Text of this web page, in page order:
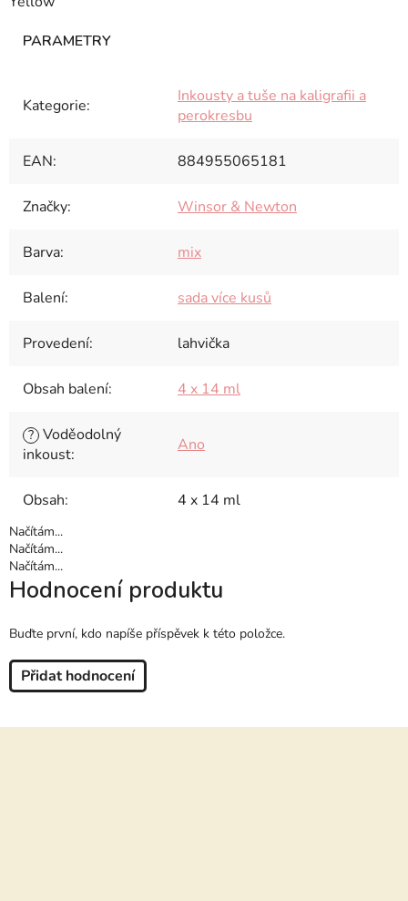
Kategorie:
Inkousty a tuše na kaligrafii a
perokresbu
EAN: 884955065181
Značky: Winsor & Newton
Barva: mix
Balení: sada více kusů
Provedení: lahvička
Obsah balení: 4 x 14 ml
? Voděodolný
inkoust: Ano
Obsah: 4 x 14 ml
Načítám...
Načítám...
Načítám...
Hodnocení produktu
Buďte první, kdo napíše příspěvek k této položce.
Přidat hodnocení